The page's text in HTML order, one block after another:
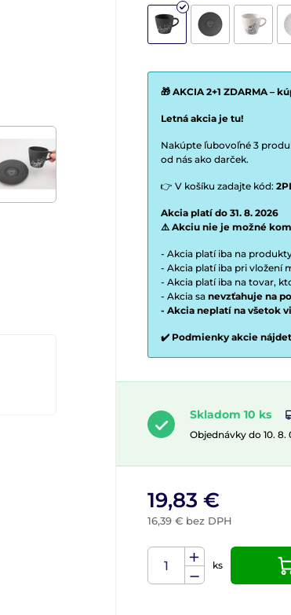
🎁 AKCIA 2+1 ZDARMA –
Letná akcia je tu!
Nakúpte ľubovoľné 3
od nás ako darček.
👉 V košíku zadajte kód:
Akcia platí do 31. 8. 2026
⚠️ Akciu nie je možné
- Akcia platí iba na
- Akcia platí iba pri vložení
- Akcia platí iba na tovar,
- Akcia sa nevzťahuje na
- Akcia neplatí na všetok
✔️ Podmienky akcie
Skladom 10 ks
Objednávky do 10.
19,83 €
16,39 € bez DPH
ks